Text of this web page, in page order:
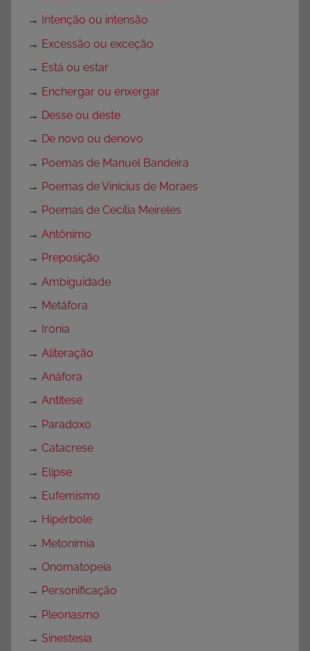
→
Intenção ou intensão
→ Excessão ou exceção
→ Está ou estar
→ Enchergar ou enxergar
→ Desse ou deste
→ De novo ou denovo
→ Poemas de Manuel Bandeira
→ Poemas de Vinícius de Moraes
→ Poemas de Cecília Meireles
→ Antônimo
→ Preposição
→ Ambiguidade
→ Metáfora
→
Ironia
→ Aliteração
→ Anáfora
→ Antítese
→ Paradoxo
→ Catacrese
→ Elipse
→ Eufemismo
→ Hipérbole
→ Metonímia
→ Onomatopeia
→ Personificação
→ Pleonasmo
→ Sinestesia